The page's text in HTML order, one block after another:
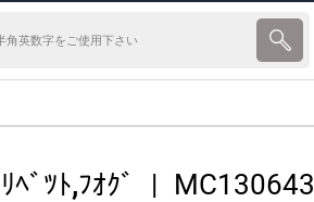
ﾘﾍﾞﾂﾄ,ﾌｵｸﾞ | MC130643